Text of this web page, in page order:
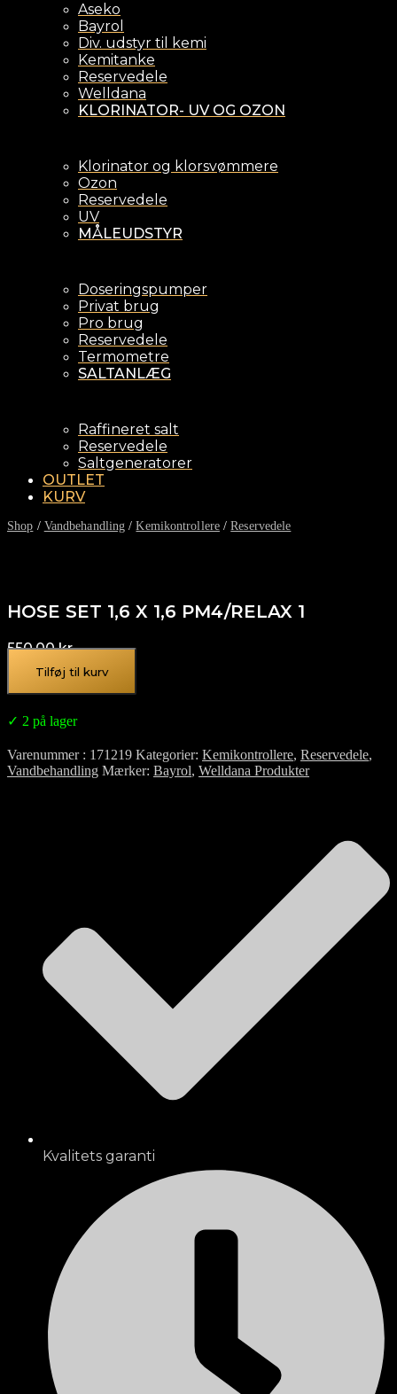
Aseko
Bayrol
Div. udstyr til kemi
Kemitanke
Reservedele
Welldana
KLORINATOR- UV OG OZON
Klorinator og klorsvømmere
Ozon
Reservedele
UV
MÅLEUDSTYR
Doseringspumper
Privat brug
Pro brug
Reservedele
Termometre
SALTANLÆG
Raffineret salt
Reservedele
Saltgeneratorer
OUTLET
KURV
Shop / Vandbehandling /Kemikontrollere/Reservedele
HOSE SET 1,6 X 1,6 PM4/RELAX 1
550,00kr.
Tilføj til kurv
✓ 2 på lager
Varenummer 171219 Kategorier Kemikontrollere, Reservedele,
Vandbehandling Mærker Bayrol, Welldana Produkter
Kvalitets garanti